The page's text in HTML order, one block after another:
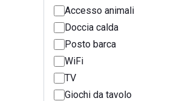
Accesso animali
Doccia calda
Posto barca
WiFi
TV
Giochi da tavolo